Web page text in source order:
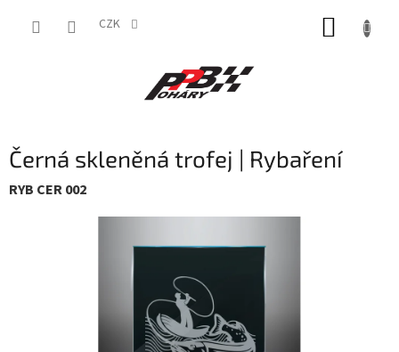
CZK
Černá skleněná trofej | Rybaření
RYB CER 002